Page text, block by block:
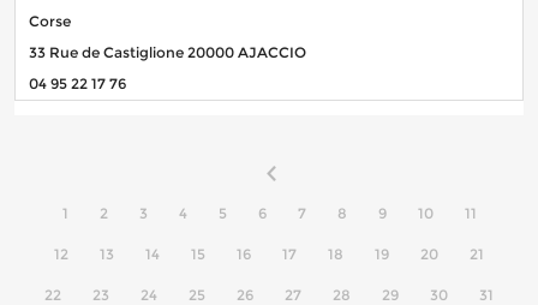
Corse
33 Rue de Castiglione 20000 AJACCIO
04 95 22 17 76
1 2 3 4 5 6 7 8 9 10 11
12 13 14 15 16 17 18 19 20 21
22 23 24 25 26 27 28 29 30 31